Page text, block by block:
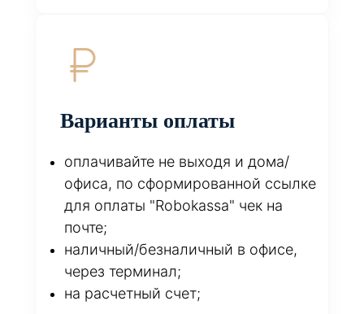
Варианты оплаты
оплачивайте не выходя и дома/
офиса, по сформированной ссылке
для оплаты "Robokassa" чек на
почте;
наличный/безналичный в офисе,
через терминал;
на расчетный счет;